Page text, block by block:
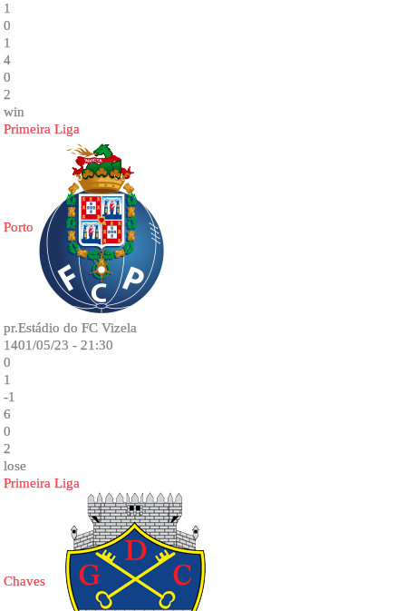
1
0
1
4
0
2
win
Primeira Liga
Porto
pr.Estádio do FC Vizela
1401/05/23 - 21:30
0
1
-1
6
0
2
lose
Primeira Liga
Chaves